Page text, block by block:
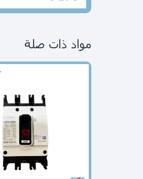
مواد ذات صلة